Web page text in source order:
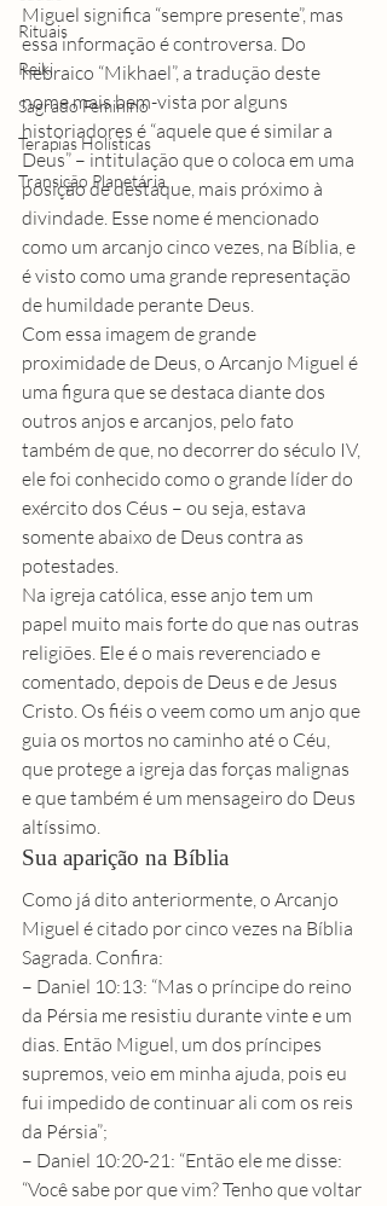
Rituais
Reiki
Sagrado Feminino
Terapias Holísticas
Transição Planetária
Miguel significa “sempre presente”, mas
essa informação é controversa. Do
hebraico “Mikhael”, a tradução deste
nome mais bem-vista por alguns
historiadores é “aquele que é similar a
Deus” – intitulação que o coloca em uma
posição de destaque, mais próximo à
divindade. Esse nome é mencionado
como um arcanjo cinco vezes, na Bíblia, e
é visto como uma grande representação
de humildade perante Deus.
Com essa imagem de grande
proximidade de Deus, o Arcanjo Miguel é
uma figura que se destaca diante dos
outros anjos e arcanjos, pelo fato
também de que, no decorrer do século IV,
ele foi conhecido como o grande líder do
exército dos Céus – ou seja, estava
somente abaixo de Deus contra as
potestades.
Na igreja católica, esse anjo tem um
papel muito mais forte do que nas outras
religiões. Ele é o mais reverenciado e
comentado, depois de Deus e de Jesus
Cristo . Os fiéis o veem como um anjo que
guia os mortos no caminho até o Céu,
que protege a igreja das forças malignas
e que também é um mensageiro do Deus
altíssimo.
Sua aparição na Bíblia
Como já dito anteriormente, o Arcanjo
Miguel é citado por cinco vezes na Bíblia
Sagrada. Confira:
– Daniel 10:13: “Mas o príncipe do reino
da Pérsia me resistiu durante vinte e um
dias. Então Miguel, um dos príncipes
supremos, veio em minha ajuda, pois eu
fui impedido de continuar ali com os reis
da Pérsia”;
– Daniel 10:20-21: “Então ele me disse:
“Você sabe por que vim? Tenho que voltar